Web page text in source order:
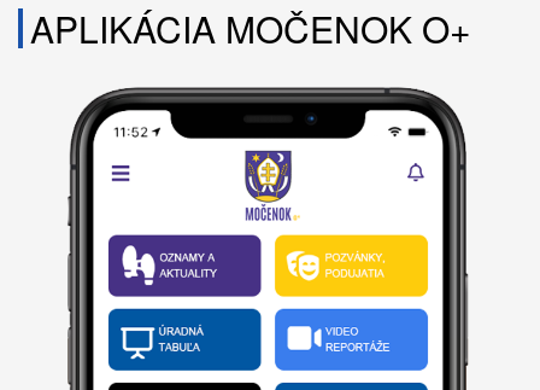
APLIKÁCIA MOČENOK O+